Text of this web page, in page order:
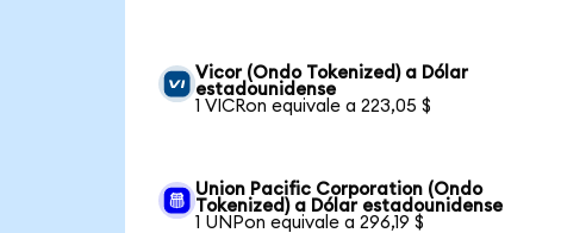
Vicor (Ondo Tokenized) a Dólar
estadounidense
1 VICRon equivale a 223,05 $
Union Pacific Corporation (Ondo
Tokenized) a Dólar estadounidense
1 UNPon equivale a 296,19 $